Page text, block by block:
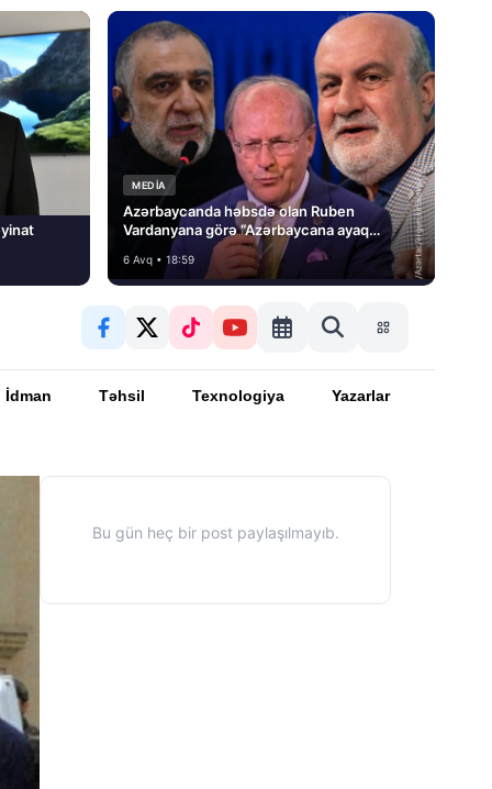
MEDİA
Azərbaycanda həbsdə olan Ruben
Vardanyana görə “Azərbaycana ayaq
basmayacağını” dedi və…
6 Avq • 18:59
İdman Təhsil Texnologiya Yazarlar
Bu gün heç bir post paylaşılmayıb.